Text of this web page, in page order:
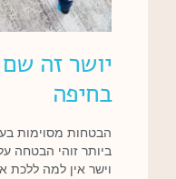
יושר זה
בחיפה
הבטחות מסוימות
ביותר זוהי הבטחה
וישר אין למה ללכת